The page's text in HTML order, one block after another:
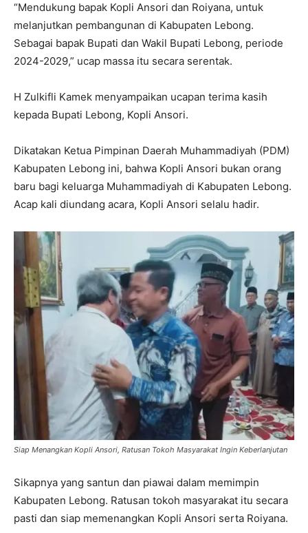
“Mendukung bapak Kopli Ansori dan Roiyana, untuk
melanjutkan pembangunan di Kabupaten Lebong.
Sebagai bapak Bupati dan Wakil Bupati Lebong, periode
2024-2029,” ucap massa itu secara serentak.
H Zulkifli Kamek menyampaikan ucapan terima kasih
kepada Bupati Lebong, Kopli Ansori.
Dikatakan Ketua Pimpinan Daerah Muhammadiyah (PDM)
Kabupaten Lebong ini, bahwa Kopli Ansori bukan orang
baru bagi keluarga Muhammadiyah di Kabupaten Lebong.
Acap kali diundang acara, Kopli Ansori selalu hadir.
Siap Menangkan Kopli Ansori, Ratusan Tokoh Masyarakat Ingin Keberlanjutan
Sikapnya yang santun dan piawai dalam memimpin
Kabupaten Lebong. Ratusan tokoh masyarakat itu secara
pasti dan siap memenangkan Kopli Ansori serta Roiyana.